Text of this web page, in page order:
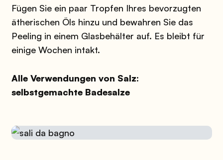
Fügen Sie ein paar Tropfen Ihres bevorzugten
ätherischen Öls hinzu und bewahren Sie das
Peeling in einem Glasbehälter auf. Es bleibt für
einige Wochen intakt.
Alle Verwendungen von Salz:
selbstgemachte Badesalze